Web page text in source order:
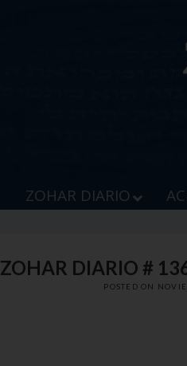
ZOHAR DIARIO
ZOHAR DIARIO #
POSTED ON